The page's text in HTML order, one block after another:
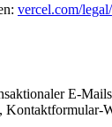
vercel.com/
E-
Kontaktformular-